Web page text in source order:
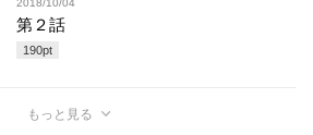
2018/10/04
第２話
190pt
もっと見る